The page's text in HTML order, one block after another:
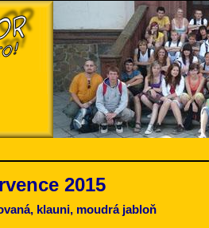
2015
klauni, moudrá jabloň